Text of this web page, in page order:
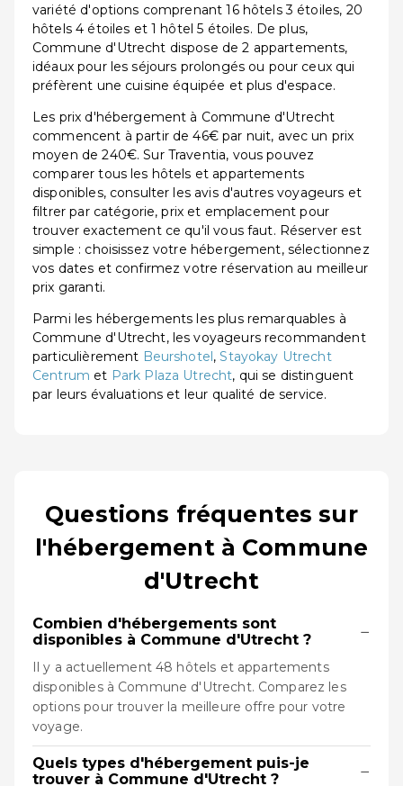
variété d'options comprenant 16 hôtels 3 étoiles, 20
hôtels 4 étoiles et 1 hôtel 5 étoiles. De plus,
Commune d'Utrecht dispose de 2 appartements,
idéaux pour les séjours prolongés ou pour ceux qui
préfèrent une cuisine équipée et plus d'espace.
Les prix d'hébergement à Commune d'Utrecht
commencent à partir de 46€ par nuit, avec un prix
moyen de 240€. Sur Traventia, vous pouvez
comparer tous les hôtels et appartements
disponibles, consulter les avis d'autres voyageurs et
filtrer par catégorie, prix et emplacement pour
trouver exactement ce qu'il vous faut. Réserver est
simple : choisissez votre hébergement, sélectionnez
vos dates et confirmez votre réservation au meilleur
prix garanti.
Parmi les hébergements les plus remarquables à
Commune d'Utrecht, les voyageurs recommandent
particulièrement Beurshotel,Stayokay Utrecht
Centrum et Park Plaza Utrecht, qui se distinguent
par leurs évaluations et leur qualité de service.
Questions fréquentes sur
l'hébergement à Commune
d'Utrecht
Combien d'hébergements sont
disponibles à Commune d'Utrecht ?
−
Il y a actuellement 48 hôtels et appartements
disponibles à Commune d'Utrecht. Comparez les
options pour trouver la meilleure offre pour votre
voyage.
Quels types d'hébergement puis-je
trouver à Commune d'Utrecht ?
−